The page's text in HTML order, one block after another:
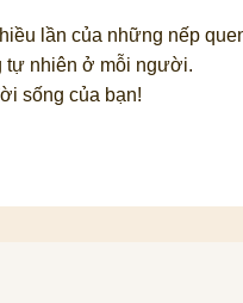
lần của những nếp
tự nhiên ở mỗi người.
sống của bạn!